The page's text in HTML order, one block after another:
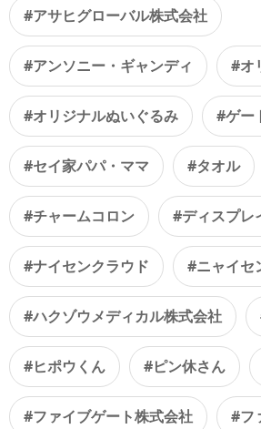
#アサヒグローバル株式会社
#アンソニー・ギャンディ #オ
#オリジナルぬいぐるみ #ゲー
#セイ家パパ・ママ #タオル
#チャームコロン #ディスプレ
#ナイセンクラウド #ニャイセ
#ハクゾウメディカル株式会社
#ヒポウくん #ピン休さん
#ファイブゲート株式会社 #フ